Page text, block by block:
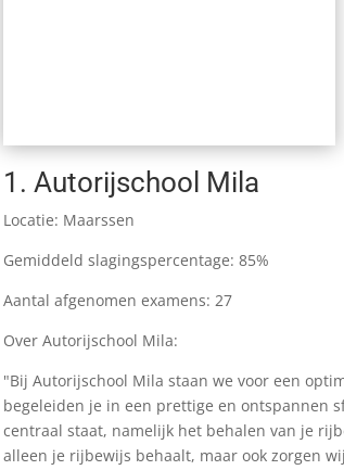
1. Autorijschool Mila
Locatie: Maarssen
Gemiddeld slagingspercentage: 85%
Aantal afgenomen examens: 27
Over Autorijschool Mila:
"Bij Autorijschool Mila staan we voor een
begeleiden je in een prettige en ontspannen
centraal staat, namelijk het behalen van je
alleen je rijbewijs behaalt, maar ook zorgen